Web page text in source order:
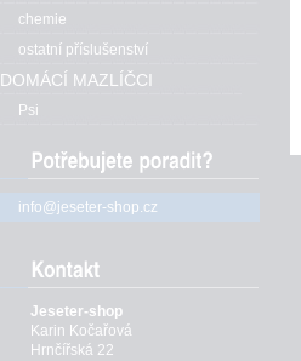
chemie
ostatní příslušenství
DOMÁCÍ MAZLÍČCI
Psi
info@jeseter-shop.cz
Jeseter-shop
Karin Kočařová
Hrnčířská 22